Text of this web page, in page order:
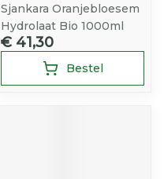
Sjankara Oranjebloesem
Hydrolaat Bio 1000ml
€ 41,30
Bestel